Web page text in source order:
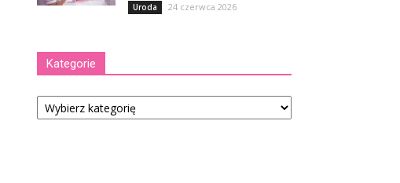
Uroda 24 czerwca 2026
Kategorie
Kategorie